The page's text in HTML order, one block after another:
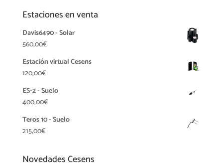
Estaciones en venta
Davis6490 - Solar
560,00€
Estación virtual Cesens
120,00€
ES-2 - Suelo
400,00€
Teros 10 - Suelo
215,00€
Novedades Cesens